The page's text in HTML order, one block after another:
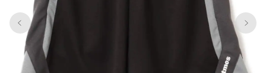
アクセサリー
その他
その他
すべてのシューズ
ソックス
アンダーウェア
水着
クラッチ / セカンドバッグ
ウエストバッグ
その他
その他
すべてのアクセサリー
すべてのその他
アクセサリー
その他
その他
すべてのシューズ
ワンピース
スカート
ソックス
クラッチ / セカンドバッグ
ウエストバッグ
その他
その他
すべてのアクセサリー
すべてのその他